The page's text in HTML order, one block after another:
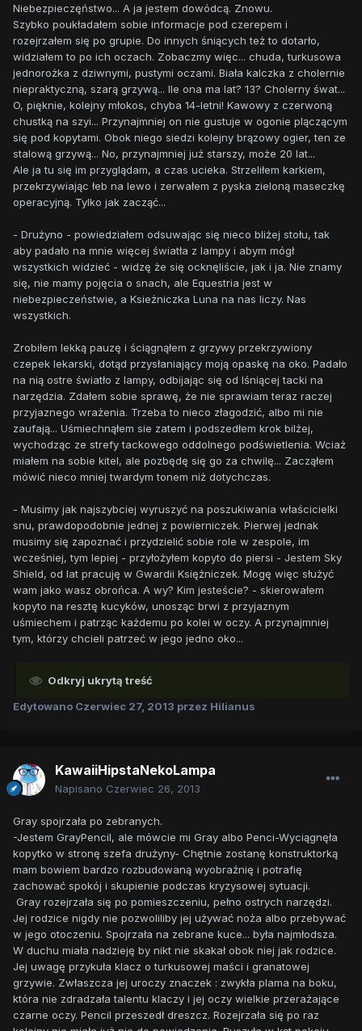
Niebezpieczęństwo... A ja jestem dowódcą. Znowu.
Szybko poukładałem sobie informacje pod czerepem i
rozejrzałem się po grupie. Do innych śniących też to dotarło,
widziałem to po ich oczach. Zobaczmy więc... chuda, turkusowa
jednorożka z dziwnymi, pustymi oczami. Biała kalczka z cholernie
niepraktyczną, szarą grzywą... Ile ona ma lat? 13? Cholerny śwat...
O, pięknie, kolejny młokos, chyba 14-letni! Kawowy z czerwoną
chustką na szyi... Przynajmniej on nie gustuje w ogonie plączącym
się pod kopytami. Obok niego siedzi kolejny brązowy ogier, ten ze
stalową grzywą... No, przynajmniej już starszy, może 20 lat...
Ale ja tu się im przyglądam, a czas ucieka. Strzeliłem karkiem,
przekrzywiając łeb na lewo i zerwałem z pyska zieloną maseczkę
operacyjną. Tylko jak zacząć...
- Drużyno - powiedziałem odsuwając się nieco bliżej stołu, tak
aby padało na mnie więcej światła z lampy i abym mógł
wszystkich widzieć - widzę że się ocknęliście, jak i ja. Nie znamy
się, nie mamy pojęcia o snach, ale Equestria jest w
niebezpieczeństwie, a Ksieżniczka Luna na nas liczy. Nas
wszystkich.
Zrobiłem lekką pauzę i ściągnąłem z grzywy przekrzywiony
czepek lekarski, dotąd przysłaniający moją opaskę na oko. Padało
na nią ostre światło z lampy, odbijając się od lśniącej tacki na
narzędzia. Zdałem sobie sprawę, że nie sprawiam teraz raczej
przyjaznego wrażenia. Trzeba to nieco złagodzić, albo mi nie
zaufają... Uśmiechnąłem sie zatem i podszedłem krok bilżej,
wychodząc ze strefy tackowego oddolnego podświetlenia. Wciaż
miałem na sobie kitel, ale pozbędę się go za chwilę... Zacząłem
mówić nieco mniej twardym tonem niż dotychczas.
- Musimy jak najszybciej wyruszyć na poszukiwania właścicielki
snu, prawdopodobnie jednej z powierniczek. Pierwej jednak
musimy się zapoznać i przydzielić sobie role w zespole, im
wcześniej, tym lepiej - przyłożyłem kopyto do piersi - Jestem Sky
Shield, od lat pracuję w Gwardii Księżniczek. Mogę więc służyć
wam jako wasz obrońca. A wy? Kim jesteście? - skierowałem
kopyto na resztę kucyków, unosząc brwi z przyjaznym
uśmiechem i patrząc każdemu po kolei w oczy. A przynajmniej
tym, którzy chcieli patrzeć w jego jedno oko...
Odkryj ukrytą treść
Edytowano Czerwiec 27, 2013 przez Hilianus
KawaiiHipstaNekoLampa
Napisano Czerwiec 26, 2013
Gray spojrzała po zebranych.
-Jestem GrayPencil, ale mówcie mi Gray albo Penci-Wyciągnęła
kopytko w stronę szefa drużyny- Chętnie zostanę konstruktorką
mam bowiem bardzo rozbudowaną wyobraźnię i potrafię
zachować spokój i skupienie podczas kryzysowej sytuacji.
Gray rozejrzała się po pomieszczeniu, pełno ostrych narzędzi.
Jej rodzice nigdy nie pozwoliliby jej używać noża albo przebywać
w jego otoczeniu. Spojrzała na zebrane kuce... była najmłodsza.
W duchu miała nadzieję by nikt nie skakał obok niej jak rodzice.
Jej uwagę przykuła klacz o turkusowej maści i granatowej
grzywie. Zwłaszcza jej uroczy znaczek : zwykła plama na boku,
która nie zdradzała talentu klaczy i jej oczy wielkie przerażające
czarne oczy. Pencil przeszedł dreszcz. Rozejrzała się po raz